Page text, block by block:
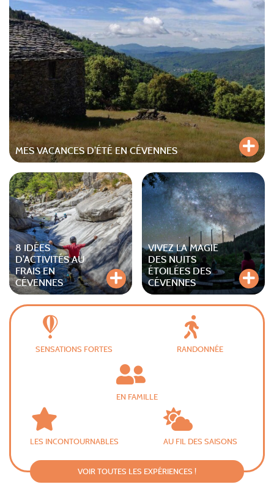
MES VACANCES D’ÉTÉ EN CÉVENNES
8 IDÉES
D’ACTIVITÉS AU
FRAIS EN
CÉVENNES
VIVEZ LA MAGIE
DES NUITS
ÉTOILÉES DES
CÉVENNES
SENSATIONS FORTES RANDONNÉE
EN FAMILLE
LES INCONTOURNABLES AU FIL DES SAISONS
VOIR TOUTES LES EXPÉRIENCES !